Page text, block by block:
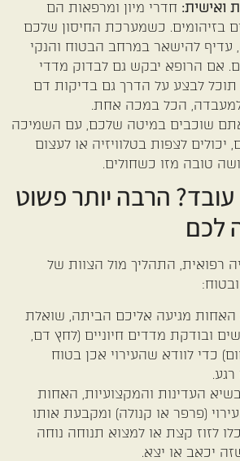
ואישית: חדרי מיון ומרפאות הם
בזיהומים. כשמערכת החיסון שלכם
להישאר במרחב הבטוח והנקי
אם הרופא יבקש גם לבדוק מדדי
לבצע על הדרך גם בדיקות דם
הכל במכה אחת.
שוכבים במיטה שלכם, עם השמיכה
יכולים לצפות בטלוויזיה או לעצום
טובה מזו כשחולים.
הרבה יותר פשוט
לכם
רפואית, התהליך מול הצוות של
האחות מגיעה אליכם הביתה, שואלת
ובודקת מדדים חיוניים (לחץ דם,
כדי לוודא שהעירוי אכן בטוח
בשיא העדינות והמקצועיות, האחות
(פרפר או קנולה) ומקבעת אותו
לזוז קצת או למצוא תנוחה נוחה
יכאב או יצא.